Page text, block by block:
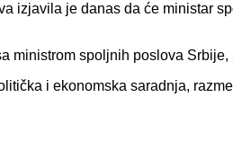
izjavila je danas da će ministar
ministrom spoljnih poslova
i ekonomska saradnja,